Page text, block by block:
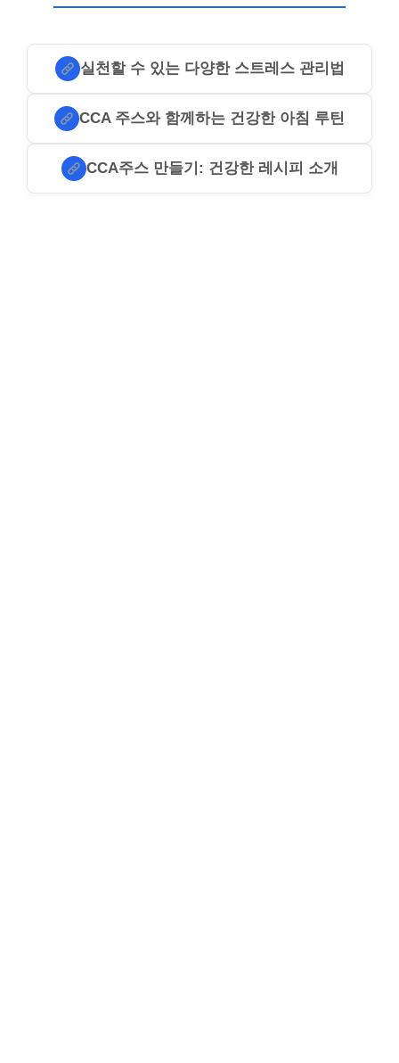
실천할 수 있는 다양한 스트레스 관리법
CCA 주스와 함께하는 건강한 아침 루틴
CCA주스 만들기: 건강한 레시피 소개